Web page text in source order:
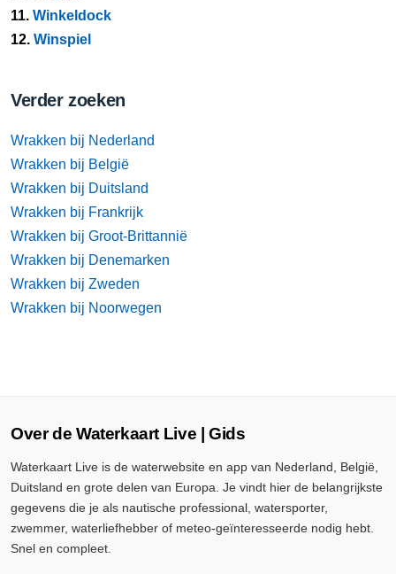
11. Winkeldock
12. Winspiel
Verder zoeken
Wrakken bij Nederland
Wrakken bij België
Wrakken bij Duitsland
Wrakken bij Frankrijk
Wrakken bij Groot-Brittannië
Wrakken bij Denemarken
Wrakken bij Zweden
Wrakken bij Noorwegen
Over de Waterkaart Live | Gids
Waterkaart Live is de waterwebsite en app van Nederland, België,
Duitsland en grote delen van Europa. Je vindt hier de belangrijkste
gegevens die je als nautische professional, watersporter,
zwemmer, waterliefhebber of meteo-geïnteresseerde nodig hebt.
Snel en compleet.